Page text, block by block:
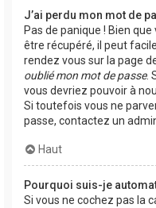
J’ai perdu mon mot de
Pas de panique ! Bien
être récupéré, il peut
rendez vous sur la page
oublié mon mot de passe.
vous devriez pouvoir à
Si toutefois vous ne
passe, contactez un
Haut
Pourquoi suis-je
Si vous ne cochez pas la